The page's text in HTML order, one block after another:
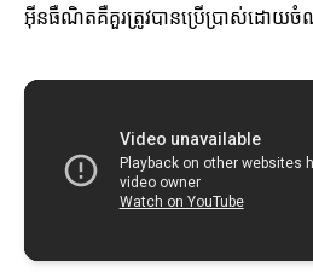
អ៊ីនធឺណិតគឺគួរត្រូវបានប្រើប្រាស់ដោយចំ